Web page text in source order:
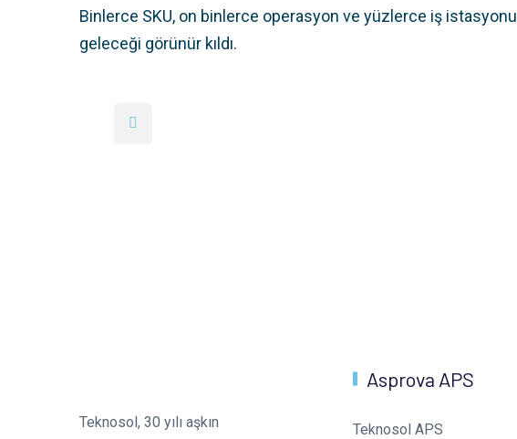
Binlerce SKU, on binlerce operasyon ve yüzlerce iş
geleceği görünür kıldı.
Teknosol, 30 yılı aşkın
Asprova APS
Teknosol APS